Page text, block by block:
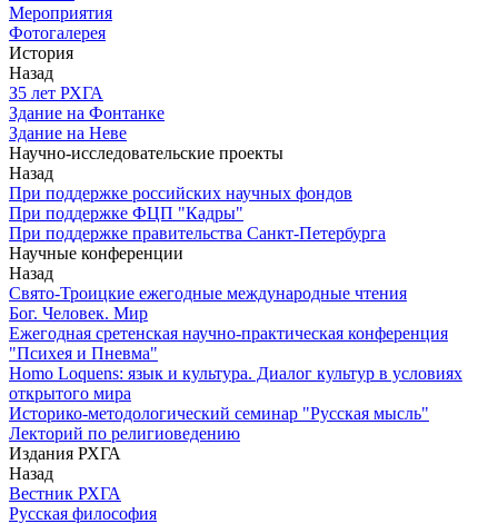
Мероприятия
Фотогалерея
История
Назад
З5 лет РХГА
Здание на Фонтанке
Здание на Неве
Научно-исследовательские проекты
Назад
При поддержке российских научных фондов
При поддержке ФЦП "Кадры"
При поддержке правительства Санкт-Петербурга
Научные конференции
Назад
Свято-Троицкие ежегодные международные чтения
Бог. Человек. Мир
Ежегодная сретенская научно-практическая конференция
"Психея и Пневма"
Homo Loquens: язык и культура. Диалог культур в условиях
открытого мира
Историко-методологический семинар "Русская мысль"
Лекторий по религиоведению
Издания РХГА
Назад
Вестник РХГА
Русская философия